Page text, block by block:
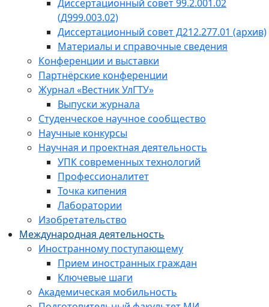
Диссертационный совет 99.2.001.02
(Д999.003.02)
Диссертационный совет Д212.277.01 (архив)
Материалы и справочные сведения
Конференции и выставки
Партнёрские конференции
Журнал «Вестник УлГТУ»
Выпуски журнала
Студенческое научное сообщество
Научные конкурсы
Научная и проектная деятельность
УПК современных технологий
Профессионалитет
Точка кипения
Лаборатории
Изобретательство
Международная деятельность
Иностранному поступающему
Прием иностранных граждан
Ключевые шаги
Академическая мобильность